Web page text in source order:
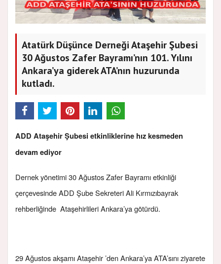
Atatürk Düşünce Derneği Ataşehir Şubesi
30 Ağustos Zafer Bayramı’nın 101. Yılını
Ankara’ya giderek ATA’nın huzurunda
kutladı.
ADD Ataşehir Şubesi etkinliklerine hız kesmeden
devam ediyor
Dernek yönetimi 30 Ağustos Zafer Bayramı etkinliği
çerçevesinde ADD Şube Sekreteri Ali Kırmızıbayrak
rehberliğinde Ataşehirlileri Ankara’ya götürdü.
29 Ağustos akşamı Ataşehir ’den Ankara’ya ATA’sını ziyarete